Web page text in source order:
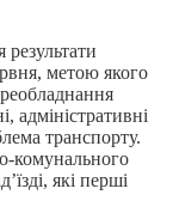
метою якого
адміністративні
транспорту.
комунального
які перші